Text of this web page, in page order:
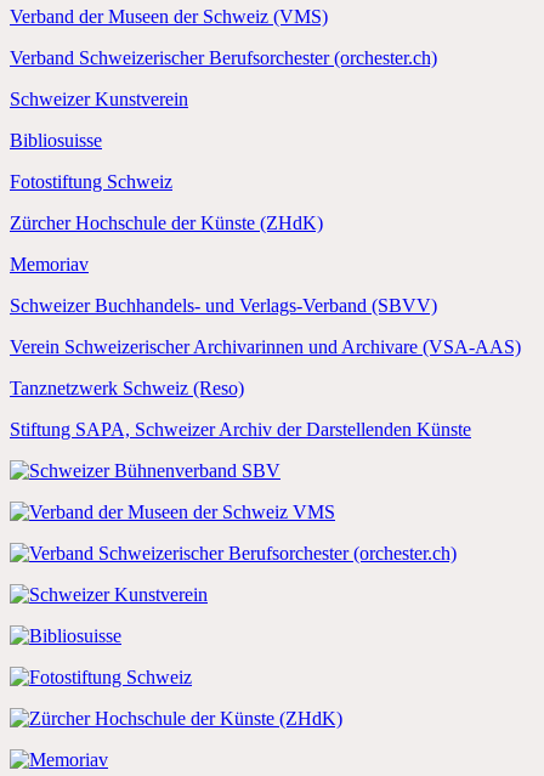
Verband der Museen der Schweiz (VMS)
Verband Schweizerischer Berufsorchester (orchester.ch)
Schweizer Kunstverein
Bibliosuisse
Fotostiftung Schweiz
Zürcher Hochschule der Künste (ZHdK)
Memoriav
Schweizer Buchhandels- und Verlags-Verband (SBVV)
Verein Schweizerischer Archivarinnen und Archivare (VSA-AAS)
Tanznetzwerk Schweiz (Reso)
Stiftung SAPA, Schweizer Archiv der Darstellenden Künste